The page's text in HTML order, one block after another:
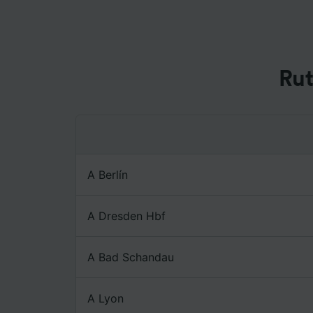
A Berlín
A Dresden Hbf
A Bad Schandau
A Lyon